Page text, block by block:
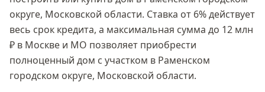
округе, Московской области. Ставка от 6%действует
весь срок кредита, а максимальная сумма до 12 млн
₽ в Москве и МО позволяет приобрести
полноценный дом с участком в Раменском
городском округе, Московской области.